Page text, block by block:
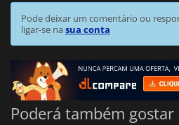
Pode deixar um comentário ou
ligar-se nasua conta
Poderá também gostar